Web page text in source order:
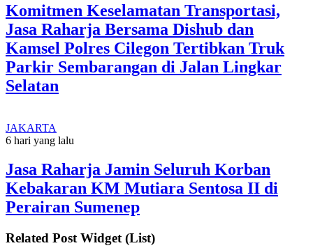
Komitmen Keselamatan Transportasi,
Jasa Raharja Bersama Dishub dan
Kamsel Polres Cilegon Tertibkan Truk
Parkir Sembarangan di Jalan Lingkar
Selatan
JAKARTA
6 hari yang lalu
Jasa Raharja Jamin Seluruh Korban
Kebakaran KM Mutiara Sentosa II di
Perairan Sumenep
Related Post Widget (List)